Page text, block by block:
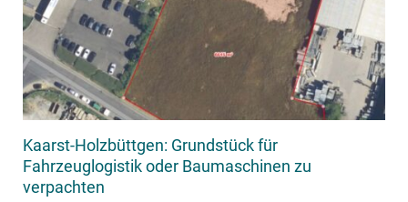
Kaarst-Holzbüttgen: Grundstück für
Fahrzeuglogistik oder Baumaschinen zu
verpachten